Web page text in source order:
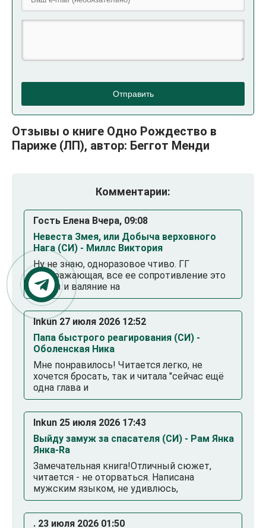
Отправить
Отзывы о книге Одно Рождество в
Париже (ЛП), автор: Беггот Менди
Комментарии:
Гость Елена Вчера, 09:08
Невеста Змея, или Добыча верховного
Нага (СИ) - Миллс Виктория
Ну не знаю, одноразовое чтиво. ГГ
раздражающая, все ее сопротивление это
слезы и валяние на
Inkun 27 июля 2026 12:52
Папа быстрого реагирования (СИ) -
Оболенская Ника
Мне понравилось! Читается легко, не
хочется бросать, так и читала "сейчас ещё
одна глава и
Inkun 25 июля 2026 17:43
Выйду замуж за спасателя (СИ) - Рам Янка
Янка-Ra
Замечательная книга!Отличный сюжет,
читается - не оторваться. Написана
мужским языком, не удивлюсь,
. 23 июля 2026 01:50